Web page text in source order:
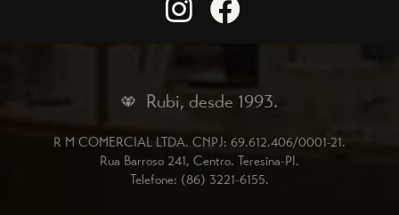
Rubi, desde 1993.
R M COMERCIAL LTDA. CNPJ: 69.612.406/0001-21.
Rua Barroso 241, Centro. Teresina-PI.
Telefone: (86) 3221-6155.